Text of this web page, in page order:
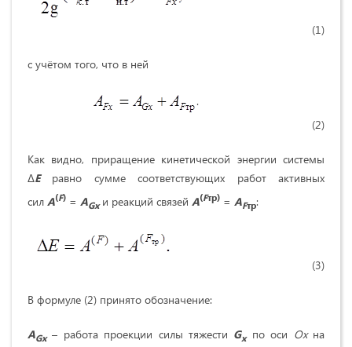
(1)
с учётом того, что в ней
.
(2)
Как видно, приращение кинетической энергии системы
∆Eравно сумме соответствующих работ активных
сил A(F) = AGxи реакций связей A(Fтр) = AFтр:
(3)
В формуле (2) принято обозначение:
AGx– работа проекции силы тяжести Gxпо оси Oxна